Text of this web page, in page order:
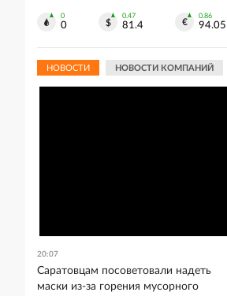
0
0
0.47
81.4
0.86
94.05
НОВОСТИ НОВОСТИ КОМПАНИЙ
20:07
Саратовцам посоветовали надеть
маски из-за горения мусорного